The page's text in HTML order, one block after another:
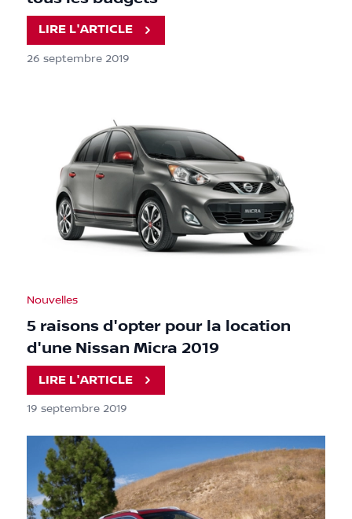
LIRE L'ARTICLE
26 septembre 2019
Nouvelles
5 raisons d'opter pour la location
d'une Nissan Micra 2019
LIRE L'ARTICLE
19 septembre 2019